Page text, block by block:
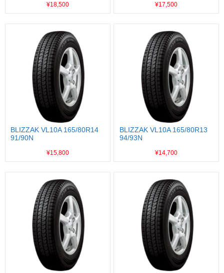
¥18,500 ¥17,500
BLIZZAK VL10A 165/80R14
91/90N
¥15,800
BLIZZAK VL10A 165/80R13
94/93N
¥14,700